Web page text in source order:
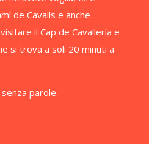
de Cavalls e anche
il Cap de Cavallería e
si trova a soli 20 minuti a
parole.